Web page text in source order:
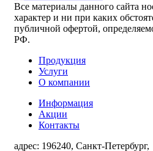
Все материалы данного сайта
характер и ни при каких
публичной офертой,
РФ.
Продукция
Услуги
О компании
Информация
Акции
Контакты
адрес: 196240, Санкт-Петербург,